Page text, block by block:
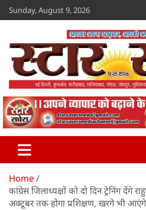
Skip
to
Sunday, August 9, 2026
Star Savera
www.starsavera.com
Home
कांग्रेस जिलाध्यक्षों को दो दिन ट्रेनिंग देंगे
अक्टूबर तक होगा प्रशिक्षण, खरगे भी